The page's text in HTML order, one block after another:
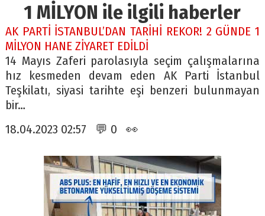
1 MİLYON ile ilgili haberler
AK PARTİ İSTANBUL’DAN TARİHİ REKOR! 2 GÜNDE 1
MİLYON HANE ZİYARET EDİLDİ
14 Mayıs Zaferi parolasıyla seçim çalışmalarına
hız kesmeden devam eden AK Parti İstanbul
Teşkilatı, siyasi tarihte eşi benzeri bulunmayan
bir…
18.04.2023 02:57 💬 0 👀